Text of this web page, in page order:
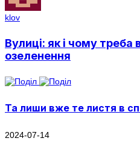
klov
Вулиці: як і чому треба
озеленення
Та лиши вже те листя в
2024-07-14